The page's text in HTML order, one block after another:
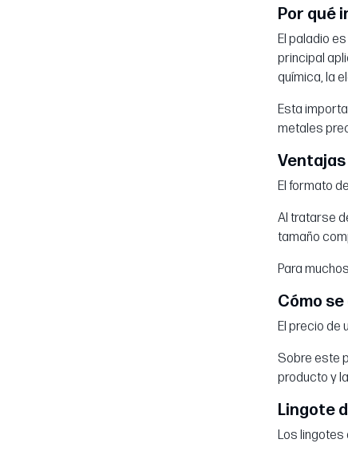
Por qué
El paladio
principal
química, la
Esta
metales
Ventajas
El formato
Al tratarse
tamaño
Para
Cómo
El precio de
Sobre este
producto y
Lingote
Los